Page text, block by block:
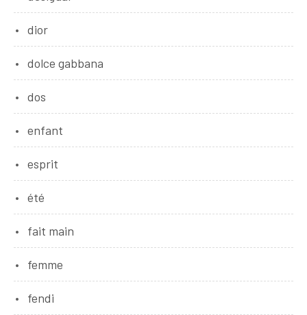
dior
dolce gabbana
dos
enfant
esprit
été
fait main
femme
fendi